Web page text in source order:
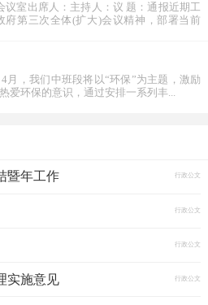
议室出席人：主持人：议 题：通报近期工
府第三次全体(扩大)会议精神，部署当前
，我们中班段将以“环保”为主题，激励
爱环保的意识，通过安排一系列丰...
暨年工作 行政公文
行政公文
行政公文
实施意见 行政公文